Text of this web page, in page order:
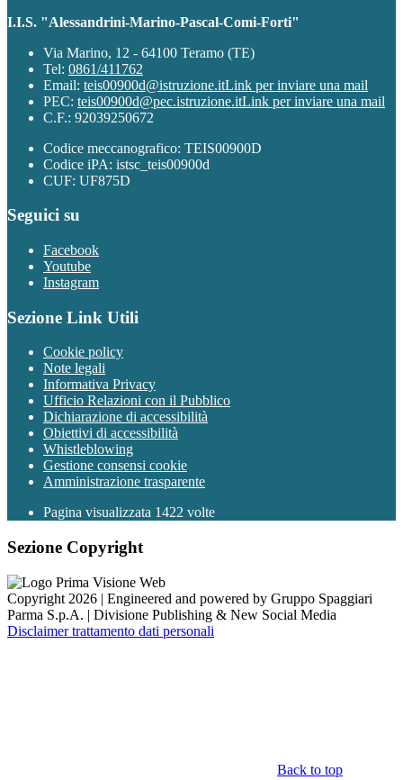
I.I.S. "Alessandrini-Marino-Pascal-Comi-Forti"
Via Marino, 12 - 64100 Teramo (TE)
Tel: 0861/411762
Email: teis00900d@istruzione.itLink per inviare una mail
PEC: teis00900d@pec.istruzione.itLink per inviare una mail
C.F.: 92039250672
Codice meccanografico: TEIS00900D
Codice iPA: istsc_teis00900d
CUF: UF875D
Seguici su
Facebook
Youtube
Instagram
Sezione Link Utili
Cookie policy
Note legali
Informativa Privacy
Ufficio Relazioni con il Pubblico
Dichiarazione di accessibilità
Obiettivi di accessibilità
Whistleblowing
Gestione consensi cookie
Amministrazione trasparente
Pagina visualizzata 1422 volte
Sezione Copyright
Copyright 2026 | Engineered and powered by Gruppo Spaggiari
Parma S.p.A. | Divisione Publishing & New Social Media
Disclaimer trattamento dati personali
Back to top